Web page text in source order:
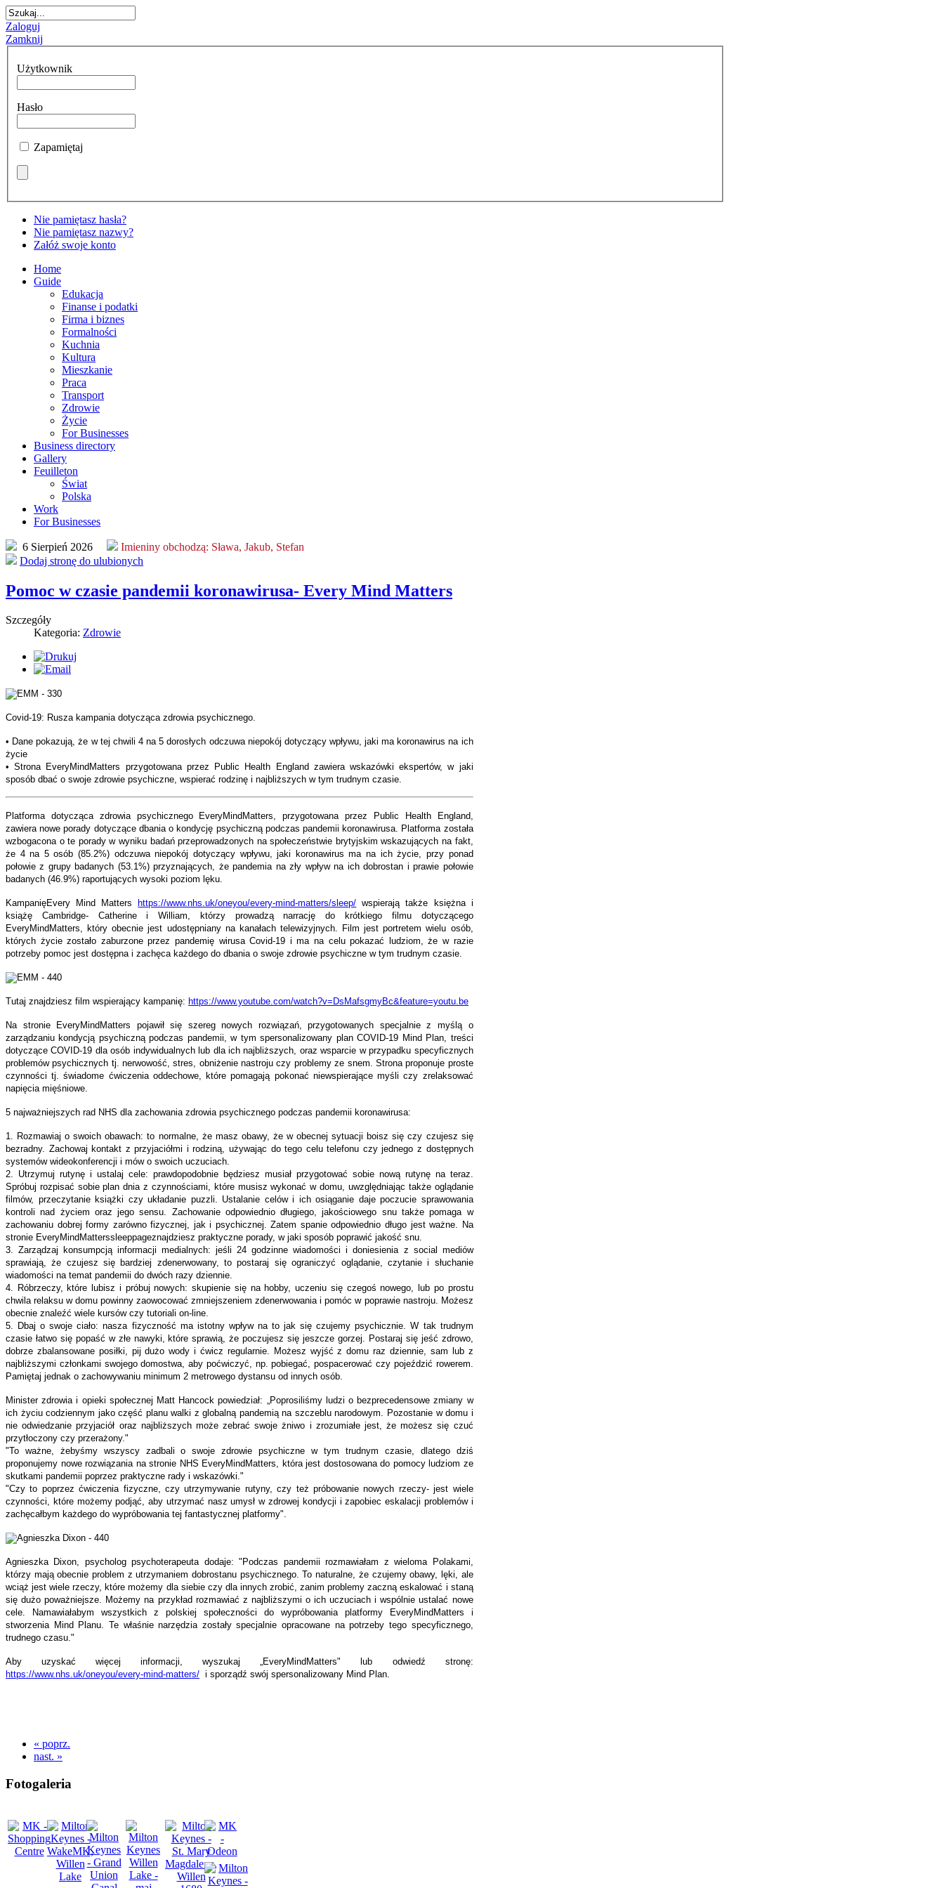
Zaloguj
Zamknij
Użytkownik
Hasło
Zapamiętaj
Nie pamiętasz hasła?
Nie pamiętasz nazwy?
Załóż swoje konto
Home
Guide
Edukacja
Finanse i podatki
Firma i biznes
Formalności
Kuchnia
Kultura
Mieszkanie
Praca
Transport
Zdrowie
Życie
For Businesses
Business directory
Gallery
Feuilleton
Świat
Polska
Work
For Businesses
6 Sierpień 2026 Imieniny obchodzą: Sława, Jakub, Stefan
Dodaj stronę do ulubionych
Pomoc w czasie pandemii koronawirusa- Every Mind Matters
Szczegóły
Kategoria: Zdrowie
Covid-19: Rusza kampania dotycząca zdrowia psychicznego.
• Dane pokazują, że w tej chwili 4 na 5 dorosłych odczuwa niepokój dotyczący wpływu, jaki ma koronawirus na ich
życie
• Strona EveryMindMatters przygotowana przez Public Health England zawiera wskazówki ekspertów, w jaki
sposób dbać o swoje zdrowie psychiczne, wspierać rodzinę i najbliższych w tym trudnym czasie.
Platforma dotycząca zdrowia psychicznego EveryMindMatters, przygotowana przez Public Health England,
zawiera nowe porady dotyczące dbania o kondycję psychiczną podczas pandemii koronawirusa. Platforma została
wzbogacona o te porady w wyniku badań przeprowadzonych na społeczeństwie brytyjskim wskazujących na fakt,
że 4 na 5 osób (85.2%) odczuwa niepokój dotyczący wpływu, jaki koronawirus ma na ich życie, przy ponad
połowie z grupy badanych (53.1%) przyznających, że pandemia na zły wpływ na ich dobrostan i prawie połowie
badanych (46.9%) raportujących wysoki poziom lęku.
KampanięEvery Mind Matters https://www.nhs.uk/oneyou/every-mind-matters/sleep/ wspierają także księżna i
książę Cambridge- Catherine i William, którzy prowadzą narrację do krótkiego filmu dotyczącego
EveryMindMatters, który obecnie jest udostępniany na kanałach telewizyjnych. Film jest portretem wielu osób,
których życie zostało zaburzone przez pandemię wirusa Covid-19 i ma na celu pokazać ludziom, że w razie
potrzeby pomoc jest dostępna i zachęca każdego do dbania o swoje zdrowie psychiczne w tym trudnym czasie.
Tutaj znajdziesz film wspierający kampanię: https://www.youtube.com/watch?v=DsMafsgmyBc&feature=youtu.be
Na stronie EveryMindMatters pojawił się szereg nowych rozwiązań, przygotowanych specjalnie z myślą o
zarządzaniu kondycją psychiczną podczas pandemii, w tym spersonalizowany plan COVID-19 Mind Plan, treści
dotyczące COVID-19 dla osób indywidualnych lub dla ich najbliższych, oraz wsparcie w przypadku specyficznych
problemów psychicznych tj. nerwowość, stres, obniżenie nastroju czy problemy ze snem. Strona proponuje proste
czynności tj. świadome ćwiczenia oddechowe, które pomagają pokonać niewspierające myśli czy zrelaksować
napięcia mięśniowe.
5 najważniejszych rad NHS dla zachowania zdrowia psychicznego podczas pandemii koronawirusa:
1. Rozmawiaj o swoich obawach: to normalne, że masz obawy, że w obecnej sytuacji boisz się czy czujesz się
bezradny. Zachowaj kontakt z przyjaciółmi i rodziną, używając do tego celu telefonu czy jednego z dostępnych
systemów wideokonferencji i mów o swoich uczuciach.
2. Utrzymuj rutynę i ustalaj cele: prawdopodobnie będziesz musiał przygotować sobie nową rutynę na teraz.
Spróbuj rozpisać sobie plan dnia z czynnościami, które musisz wykonać w domu, uwzględniając także oglądanie
filmów, przeczytanie książki czy układanie puzzli. Ustalanie celów i ich osiąganie daje poczucie sprawowania
kontroli nad życiem oraz jego sensu. Zachowanie odpowiednio długiego, jakościowego snu także pomaga w
zachowaniu dobrej formy zarówno fizycznej, jak i psychicznej. Zatem spanie odpowiednio długo jest ważne. Na
stronie EveryMindMatterssleeppageznajdziesz praktyczne porady, w jaki sposób poprawić jakość snu.
3. Zarządzaj konsumpcją informacji medialnych: jeśli 24 godzinne wiadomości i doniesienia z social mediów
sprawiają, że czujesz się bardziej zdenerwowany, to postaraj się ograniczyć oglądanie, czytanie i słuchanie
wiadomości na temat pandemii do dwóch razy dziennie.
4. Róbrzeczy, które lubisz i próbuj nowych: skupienie się na hobby, uczeniu się czegoś nowego, lub po prostu
chwila relaksu w domu powinny zaowocować zmniejszeniem zdenerwowania i pomóc w poprawie nastroju. Możesz
obecnie znaleźć wiele kursów czy tutoriali on-line.
5. Dbaj o swoje ciało: nasza fizyczność ma istotny wpływ na to jak się czujemy psychicznie. W tak trudnym
czasie łatwo się popaść w złe nawyki, które sprawią, że poczujesz się jeszcze gorzej. Postaraj się jeść zdrowo,
dobrze zbalansowane posiłki, pij dużo wody i ćwicz regularnie. Możesz wyjść z domu raz dziennie, sam lub z
najbliższymi członkami swojego domostwa, aby poćwiczyć, np. pobiegać, pospacerować czy pojeździć rowerem.
Pamiętaj jednak o zachowywaniu minimum 2 metrowego dystansu od innych osób.
Minister zdrowia i opieki społecznej Matt Hancock powiedział: „Poprosiliśmy ludzi o bezprecedensowe zmiany w
ich życiu codziennym jako część planu walki z globalną pandemią na szczeblu narodowym. Pozostanie w domu i
nie odwiedzanie przyjaciół oraz najbliższych może zebrać swoje żniwo i zrozumiałe jest, że możesz się czuć
przytłoczony czy przerażony."
"To ważne, żebyśmy wszyscy zadbali o swoje zdrowie psychiczne w tym trudnym czasie, dlatego dziś
proponujemy nowe rozwiązania na stronie NHS EveryMindMatters, która jest dostosowana do pomocy ludziom ze
skutkami pandemii poprzez praktyczne rady i wskazówki."
"Czy to poprzez ćwiczenia fizyczne, czy utrzymywanie rutyny, czy też próbowanie nowych rzeczy- jest wiele
czynności, które możemy podjąć, aby utrzymać nasz umysł w zdrowej kondycji i zapobiec eskalacji problemów i
zachęcałbym każdego do wypróbowania tej fantastycznej platformy".
Agnieszka Dixon, psycholog psychoterapeuta dodaje: "Podczas pandemii rozmawiałam z wieloma Polakami,
którzy mają obecnie problem z utrzymaniem dobrostanu psychicznego. To naturalne, że czujemy obawy, lęki, ale
wciąż jest wiele rzeczy, które możemy dla siebie czy dla innych zrobić, zanim problemy zaczną eskalować i staną
się dużo poważniejsze. Możemy na przykład rozmawiać z najbliższymi o ich uczuciach i wspólnie ustalać nowe
cele. Namawiałabym wszystkich z polskiej społeczności do wypróbowania platformy EveryMindMatters i
stworzenia Mind Planu. Te właśnie narzędzia zostały specjalnie opracowane na potrzeby tego specyficznego,
trudnego czasu."
Aby uzyskać więcej informacji, wyszukaj „EveryMindMatters" lub odwiedź stronę:
https://www.nhs.uk/oneyou/every-mind-matters/ i sporządź swój spersonalizowany Mind Plan.
« poprz.
nast. »
Fotogaleria